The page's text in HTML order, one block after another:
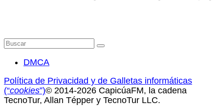
Buscar
DMCA
Política de Privacidad y de Galletas informáticas
(“cookies”)© 2014-2026 CapicúaFM, la cadena
TecnoTur, Allan Tépper y TecnoTur LLC.